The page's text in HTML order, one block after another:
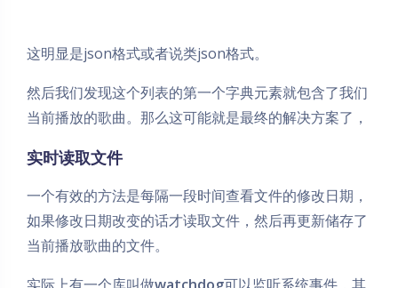
这明显是json格式或者说类json格式。
然后我们发现这个列表的第一个字典元素就包含了我们
当前播放的歌曲。那么这可能就是最终的解决方案了，
实时读取文件
一个有效的方法是每隔一段时间查看文件的修改日期，
如果修改日期改变的话才读取文件，然后再更新储存了
当前播放歌曲的文件。
实际上有一个库叫做watchdog可以监听系统事件，其